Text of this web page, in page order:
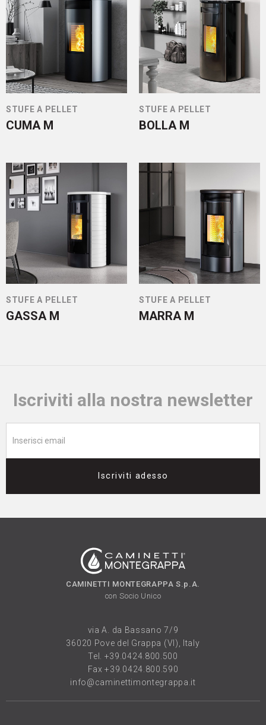
STUFE A PELLET
CUMA M
STUFE A PELLET
BOLLA M
STUFE A PELLET
GASSA M
STUFE A PELLET
MARRA M
Iscriviti alla nostra newsletter
Iscriviti adesso
CAMINETTI MONTEGRAPPA S.p.A.
con Socio Unico
via A. da Bassano 7/9
36020 Pove del Grappa (VI), Italy
Tel. +39.0424.800.500
Fax +39.0424.800.590
info@caminettimontegrappa.it